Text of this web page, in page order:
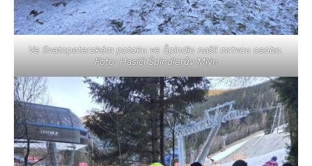
Ve Svatopeterském potoku ve Špindlu našli mrtvou osobu.
Foto: Hasiči Špindlerův Mlýn